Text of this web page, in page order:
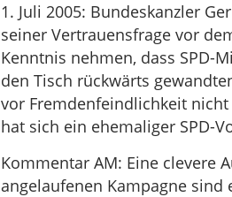
1. Juli 2005: Bundeskanzler
seiner Vertrauensfrage vor
Kenntnis nehmen, dass SPD-
den Tisch rückwärts
vor Fremdenfeindlichkeit
hat sich ein ehemaliger SPD-
Kommentar AM: Eine clevere
angelaufenen Kampagne sind